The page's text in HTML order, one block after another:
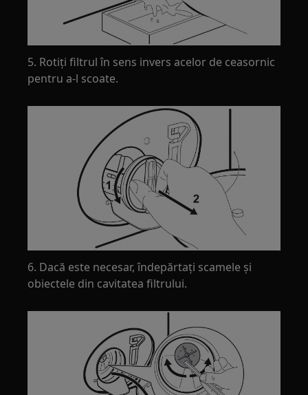
5. Rotiți filtrul în sens invers acelor de ceasornic
pentru a-l scoate.
6. Dacă este necesar, îndepărtați scamele și
obiectele din cavitatea filtrului.